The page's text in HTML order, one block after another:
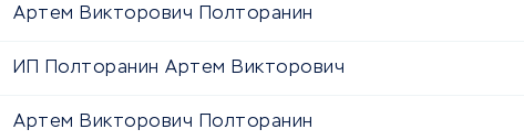
Артем Викторович Полторанин
ИП Полторанин Артем Викторович
Артем Викторович Полторанин